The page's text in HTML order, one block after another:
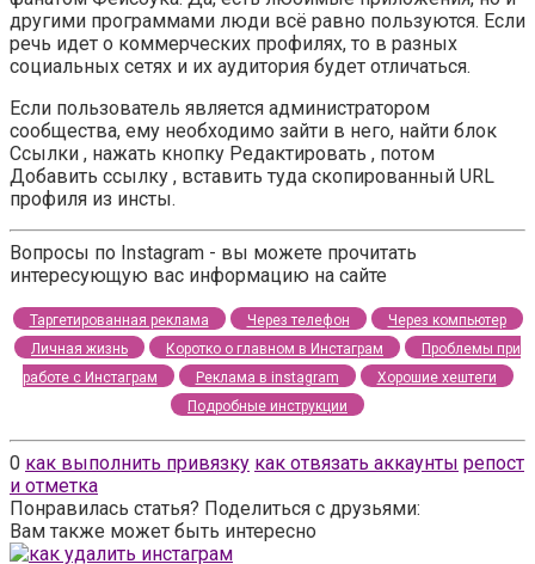
другими программами люди всё равно пользуются. Если
речь идет о коммерческих профилях, то в разных
социальных сетях и их аудитория будет отличаться.
Если пользователь является администратором
сообщества, ему необходимо зайти в него, найти блок
Ссылки , нажать кнопку Редактировать , потом
Добавить ссылку , вставить туда скопированный URL
профиля из инсты.
Вопросы по Instagram - вы можете прочитать
интересующую вас информацию на сайте
Таргетированная реклама Через телефон
Через компьютер
Личная жизнь
Коротко о главном в Инстаграм
Проблемы при
работе с Инстаграм
Реклама в instagram
Хорошие хештеги
Подробные инструкции
0 как выполнить привязку как отвязать аккаунты репост
и отметка
Понравилась статья? Поделиться с друзьями:
Вам также может быть интересно